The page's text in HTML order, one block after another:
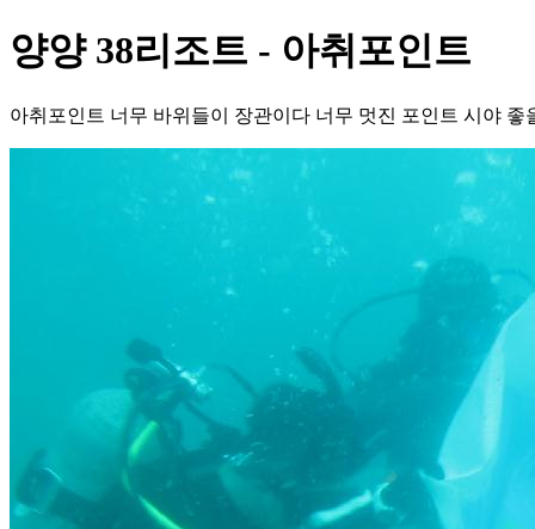
양양 38리조트 - 아취포인트
아취포인트 너무 바위들이 장관이다 너무 멋진 포인트 시야 좋